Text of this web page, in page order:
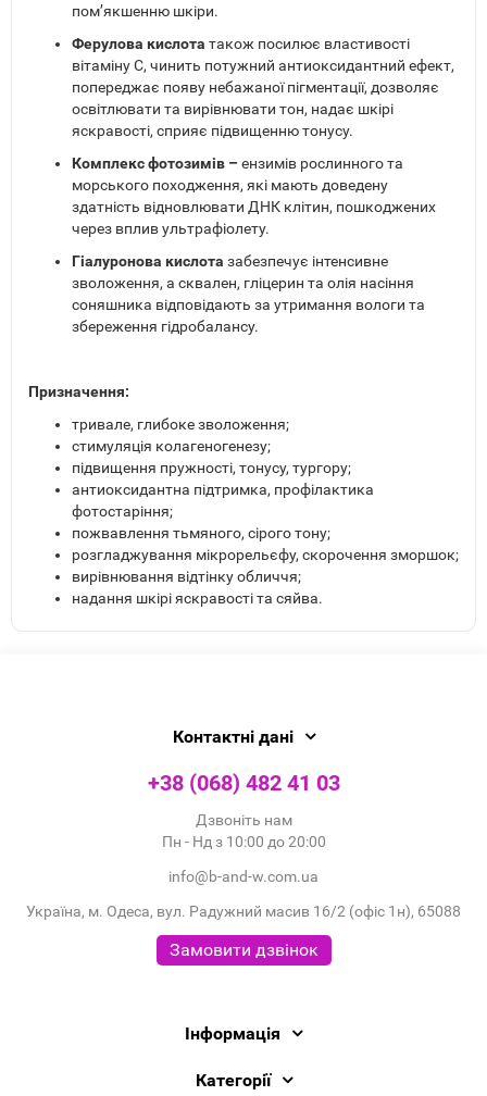
пом’якшенню шкіри.
Ферулова кислота також посилює властивості
вітаміну С, чинить потужний антиоксидантний ефект,
попереджає появу небажаної пігментації, дозволяє
освітлювати та вирівнювати тон, надає шкірі
яскравості, сприяє підвищенню тонусу.
Комплекс фотозимів – ензимів рослинного та
морського походження, які мають доведену
здатність відновлювати ДНК клітин, пошкоджених
через вплив ультрафіолету.
Гіалуронова кислота забезпечує інтенсивне
зволоження, а сквален, гліцерин та олія насіння
соняшника відповідають за утримання вологи та
збереження гідробалансу.
Призначення:
тривале, глибоке зволоження;
стимуляція колагеногенезу;
підвищення пружності, тонусу, тургору;
антиоксидантна підтримка, профілактика
фотостаріння;
пожвавлення тьмяного, сірого тону;
розгладжування мікрорельєфу, скорочення зморшок;
вирівнювання відтінку обличчя;
надання шкірі яскравості та сяйва.
Контактні дані
+38 (068) 482 41 03
Дзвоніть нам
Пн - Нд з 10:00 до 20:00
info@b-and-w.com.ua
Україна, м. Одеса, вул. Радужний масив 16/2 (офіс 1н), 65088
Замовити дзвінок
Інформація
Категорії